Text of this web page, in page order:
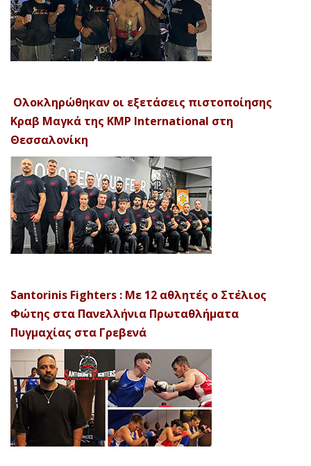
Ολοκληρώθηκαν οι εξετάσεις πιστοποίησης
Κραβ Μαγκά της KMP International στη
Θεσσαλονίκη
Santorinis Fighters : Με 12 αθλητές ο Στέλιος
Φώτης στα Πανελλήνια Πρωταθλήματα
Πυγμαχίας στα Γρεβενά